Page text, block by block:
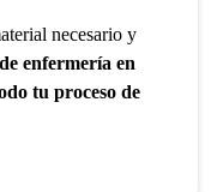
necesario y
enfermería en
tu proceso de